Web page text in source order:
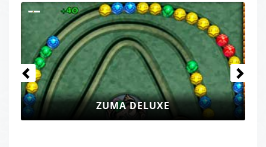
ZUMA DELUXE
Poprzednie